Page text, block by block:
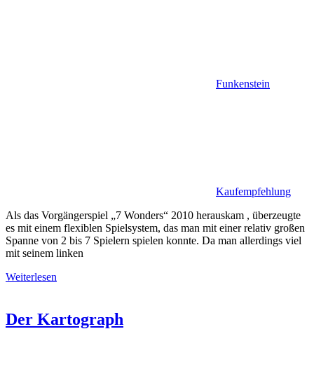
Funkenstein
Kaufempfehlung
Als das Vorgängerspiel „7 Wonders“ 2010 herauskam , überzeugte
es mit einem flexiblen Spielsystem, das man mit einer relativ großen
Spanne von 2 bis 7 Spielern spielen konnte. Da man allerdings viel
mit seinem linken
Weiterlesen
Der Kartograph